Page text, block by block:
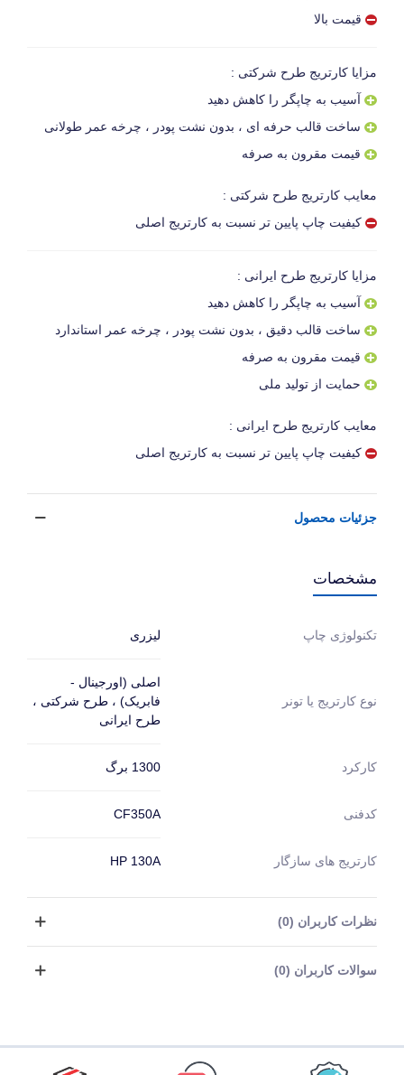
قیمت بالا
مزایا کارتریج طرح شرکتی :
آسیب به چاپگر را کاهش دهید
ساخت قالب حرفه ای ، بدون نشت پودر ، چرخه عمر طولانی
قیمت مقرون به صرفه
معایب کارتریج طرح شرکتی :
کیفیت چاپ پایین تر نسبت به کارتریج اصلی
مزایا کارتریج طرح ایرانی :
آسیب به چاپگر را کاهش دهید
ساخت قالب دقیق ، بدون نشت پودر ، چرخه عمر استاندارد
قیمت مقرون به صرفه
حمایت از تولید ملی
معایب کارتریج طرح ایرانی :
کیفیت چاپ پایین تر نسبت به کارتریج اصلی
جزئیات محصول
مشخصات
تکنولوژی چاپ لیزری
نوع کارتریج یا تونر
اصلی (اورجینال -
فابریک) ، طرح شرکتی ،
طرح ایرانی
کارکرد 1300 برگ
کدفنی CF350A
کارتریج های سازگار HP 130A
نظرات کاربران (0)
سوالات کاربران (0)